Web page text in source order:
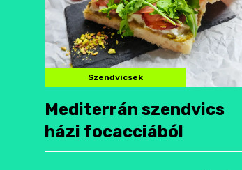
Szendvicsek
Mediterrán szendvics
házi focacciából